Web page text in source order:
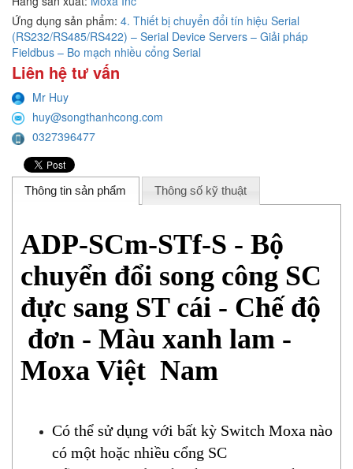
Ứng dụng sản phẩm: 4. Thiết bị chuyển đổi tín hiệu Serial
(RS232/RS485/RS422) – Serial Device Servers – Giải pháp
Fieldbus – Bo mạch nhiều cổng Serial
Liên hệ tư vấn
Mr Huy
huy@songthanhcong.com
0327396477
Thông tin sản phẩm Thông số kỹ thuật
ADP-SCm-STf-S - Bộ
chuyển đổi song công SC
đực sang ST cái - Chế độ
đơn - Màu xanh lam -
Moxa Việt Nam
Có thể sử dụng với bất kỳ Switch Moxa nào
có một hoặc nhiều cổng SC